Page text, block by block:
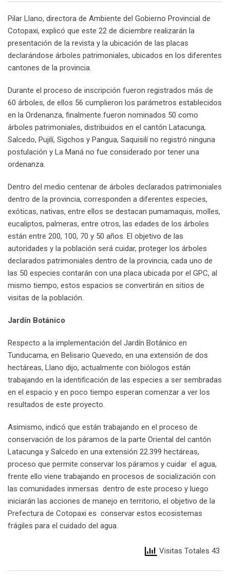
Pilar Llano, directora de Ambiente del Gobierno Provincial de
Cotopaxi, explicó que este 22 de diciembre realizarán la
presentación de la revista y la ubicación de las placas
declarándose árboles patrimoniales, ubicados en los diferentes
cantones de la provincia.
Durante el proceso de inscripción fueron registrados más de
60 árboles, de ellos 56 cumplieron los parámetros establecidos
en la Ordenanza, finalmente fueron nominados 50 como
árboles patrimoniales, distribuidos en el cantón Latacunga,
Salcedo, Pujilí, Sigchos y Pangua, Saquisilí no registró ninguna
postulación y La Maná no fue considerado por tener una
ordenanza.
Dentro del medio centenar de árboles declarados patrimoniales
dentro de la provincia, corresponden a diferentes especies,
exóticas, nativas, entre ellos se destacan pumamaquis, molles,
eucaliptos, palmeras, entre otros, las edades de los árboles
están entre 200, 100, 70 y 50 años. El objetivo de las
autoridades y la población será cuidar, proteger los árboles
declarados patrimoniales dentro de la provincia, cada uno de
las 50 especies contarán con una placa ubicada por el GPC, al
mismo tiempo, estos espacios se convertirán en sitios de
visitas de la población.
Jardín Botánico
Respecto a la implementación del Jardín Botánico en
Tunducama, en Belisario Quevedo, en una extensión de dos
hectáreas, Llano dijo, actualmente con biólogos están
trabajando en la identificación de las especies a ser sembradas
en el espacio y en poco tiempo esperan comenzar a ver los
resultados de este proyecto.
Asimismo, indicó que están trabajando en el proceso de
conservación de los páramos de la parte Oriental del cantón
Latacunga y Salcedo en una extensión 22.399 hectáreas,
proceso que permite conservar los páramos y cuidar el agua,
frente ello viene trabajando en procesos de socialización con
las comunidades inmersas dentro de este proceso y luego
iniciarán las acciones de manejo en territorio, el objetivo de la
Prefectura de Cotopaxi es conservar estos ecosistemas
frágiles para el cuidado del agua.
Visitas Totales 43